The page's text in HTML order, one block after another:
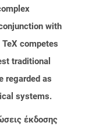
with
competes
traditional
regarded as
systems.
έκδοσης